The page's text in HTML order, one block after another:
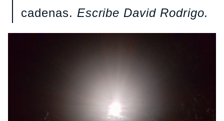
cadenas. Escribe David Rodrigo.